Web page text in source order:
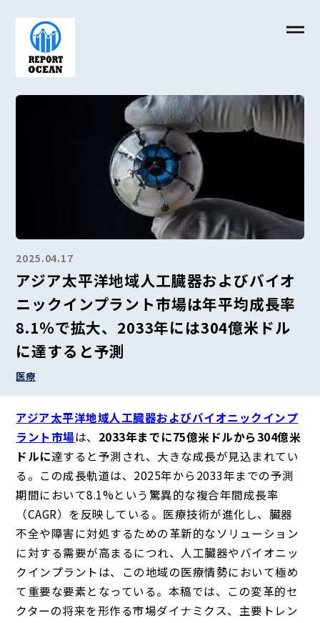
2025.04.17
アジア太平洋地域人工臓器およびバイオ
ニックインプラント市場は年平均成長率
8.1％で拡大、2033年には304億米ドル
に達すると予測
医療
アジア太平洋地域人工臓器およびバイオニックインプ
ラント市場は、 2033年までに75億米ドルから304億米
ドルに達すると予測され、大きな成長が見込まれてい
る。この成長軌道は、2025年から2033年までの予測
期間において8.1%という驚異的な複合年間成長率
（CAGR）を反映している。医療技術が進化し、臓器
不全や障害に対処するための革新的なソリューション
に対する需要が高まるにつれ、人工臓器やバイオニッ
クインプラントは、この地域の医療情勢において極め
て重要な要素となっている。本稿では、この変革的セ
クターの将来を形作る市場ダイナミクス、主要トレン